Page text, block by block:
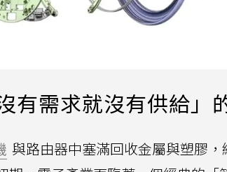
有需求就沒有供給」
與路由器中塞滿回收金屬與塑膠